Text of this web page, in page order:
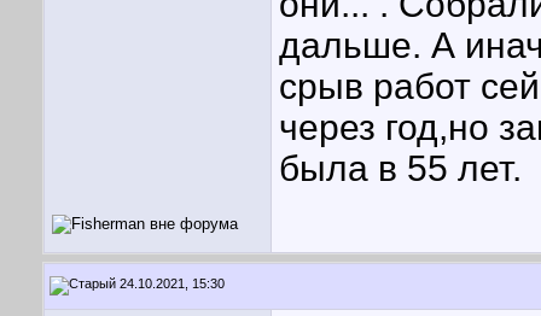
дальше. А
срыв работ
через год,но
была в 55 лет.
24.10.2021, 15:30